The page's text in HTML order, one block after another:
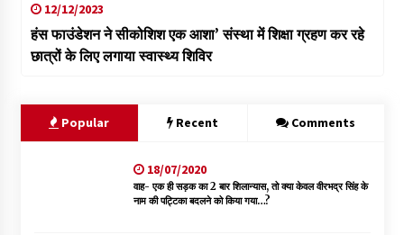
12/12/2023
हंस फाउंडेशन ने सीकोशिश एक आशा’ संस्था में शिक्षा ग्रहण कर रहे
छात्रों के लिए लगाया स्वास्थ्य शिविर
Popular Recent Comments
18/07/2020
वाह- एक ही सड़क का 2 बार शिलान्यास, तो क्या केवल वीरभद्र सिंह के
नाम की पट्टिका बदलने को किया गया…?